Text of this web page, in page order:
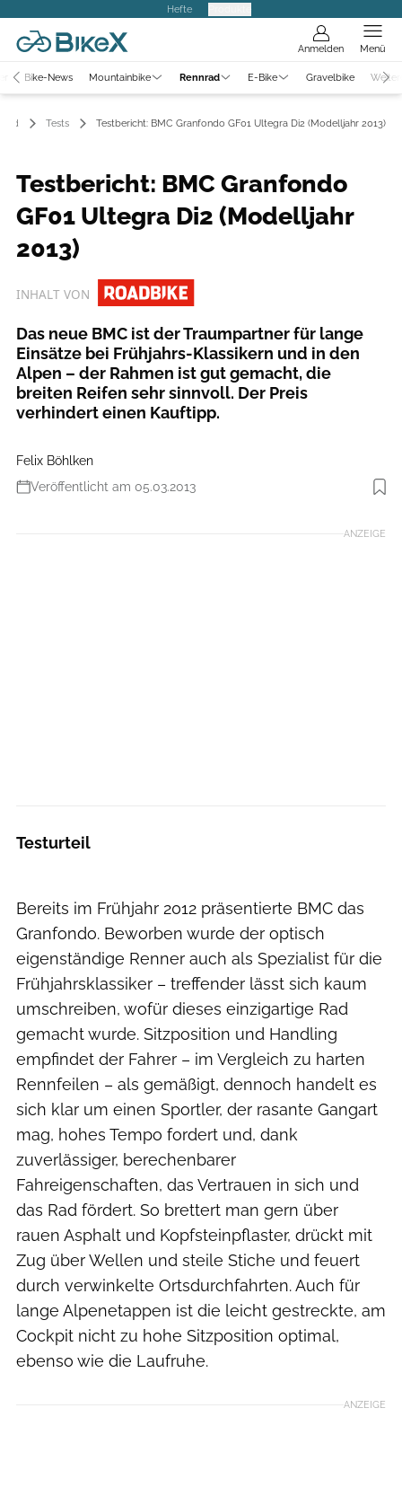
Hefte
Anmelden Menü
Bike-News Mountainbike Rennrad E-Bike Gravelbike
Tests Testbericht: BMC Granfondo GF01 Ultegra Di2 (Modelljahr 2013)
Testbericht: BMC Granfondo
GF01 Ultegra Di2 (Modelljahr
2013)
INHALT VON
Das neue BMC ist der Traumpartner für lange
Einsätze bei Frühjahrs-Klassikern und in den
Alpen – der Rahmen ist gut gemacht, die
breiten Reifen sehr sinnvoll. Der Preis
verhindert einen Kauftipp.
Felix Böhlken
Veröffentlicht am 05.03.2013
Foto: Benjamin Hahn
ANZEIGE
Testurteil
Bereits im Frühjahr 2012 präsentierte BMC das
Granfondo. Beworben wurde der optisch
eigenständige Renner auch als Spezialist für die
Frühjahrsklassiker – treffender lässt sich kaum
umschreiben, wofür dieses einzigartige Rad
gemacht wurde. Sitzposition und Handling
empfindet der Fahrer – im Vergleich zu harten
Rennfeilen – als gemäßigt, dennoch handelt es
sich klar um einen Sportler, der rasante Gangart
mag, hohes Tempo fordert und, dank
zuverlässiger, berechenbarer
Fahreigenschaften, das Vertrauen in sich und
das Rad fördert. So brettert man gern über
rauen Asphalt und Kopfsteinpflaster, drückt mit
Zug über Wellen und steile Stiche und feuert
durch verwinkelte Ortsdurchfahrten. Auch für
lange Alpenetappen ist die leicht gestreckte, am
Cockpit nicht zu hohe Sitzposition optimal,
ebenso wie die Laufruhe.
ANZEIGE